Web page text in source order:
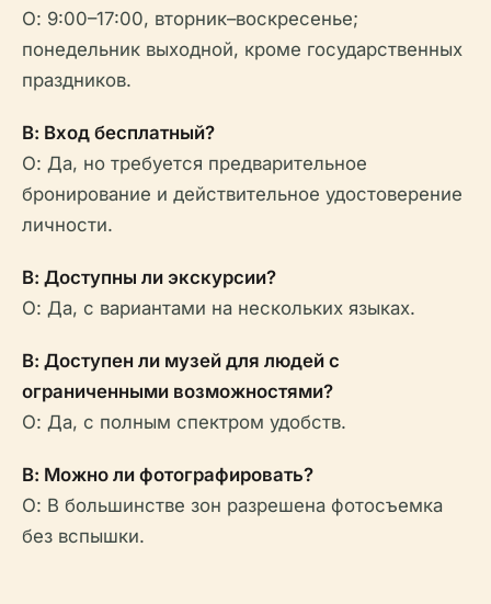
О: 9:00–17:00, вторник–воскресенье;
понедельник выходной, кроме государственных
праздников.
В: Вход бесплатный?
О: Да, но требуется предварительное
бронирование и действительное удостоверение
личности.
В: Доступны ли экскурсии?
О: Да, с вариантами на нескольких языках.
В: Доступен ли музей для людей с
ограниченными возможностями?
О: Да, с полным спектром удобств.
В: Можно ли фотографировать?
О: В большинстве зон разрешена фотосъемка
без вспышки.